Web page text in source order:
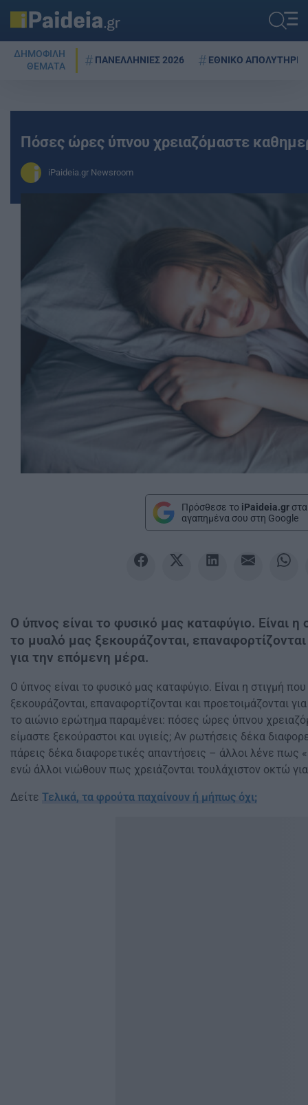
ΔΗΜΟΦΙΛΗ
ΘΕΜΑΤΑ
ΠΑΝΕΛΛΗΝΙΕΣ 2026 ΕΘΝΙΚΟ ΑΠΟΛΥΤΗΡΙΟ
Πόσες ώρες ύπνου χρειαζόμαστε
iPaideia.gr Newsroom
Πρόσθεσε το iPaideia.gr στα
αγαπημένα σου στη Google
Ο ύπνος είναι το φυσικό μας καταφύγιο. Είναι
το μυαλό μας ξεκουράζονται,
για την επόμενη μέρα.
Ο ύπνος είναι το φυσικό μας καταφύγιο. Είναι η στιγμή
ξεκουράζονται, επαναφορτίζονται και προετοιμάζονται
το αιώνιο ερώτημα παραμένει: πόσες ώρες ύπνου
είμαστε ξεκούραστοι και υγιείς; Αν ρωτήσεις δέκα
πάρεις δέκα διαφορετικές απαντήσεις – άλλοι λένε πως
ενώ άλλοι νιώθουν πως χρειάζονται τουλάχιστον οκτώ
Δείτε Τελικά, τα φρούτα παχαίνουν ή μήπως όχι;